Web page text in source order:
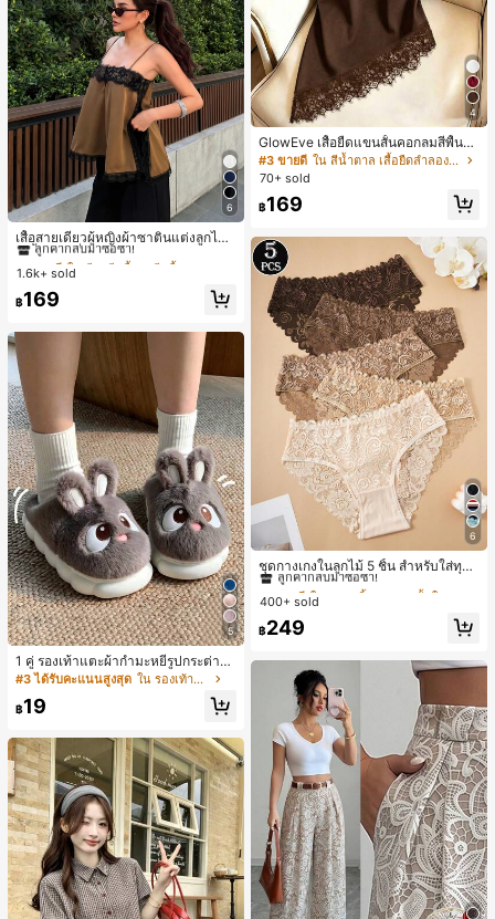
6
เสื้อสายเดี่ยวผู้หญิงผ้าซาตินแต่งลูกไม้
- เสื้อสายเดี่ยวฤดูร้อนสีคากีมีรอยผ่าด้า
นข้างที่น่าดึงดูดแบบสบายๆ
#1 ขายดี
ใน สีกากี เสื้อสตรี เสื้อเบลาส์ & Tee
ลูกค้ากลับมาซื้อซ้ำ!
#1 ขายดี
ลูกค้ากลับมาซื้อซ้ำ!
#1 ขายดี
ลูกค้ากลับมาซื้อซ้ำ!
#1 ขายดี
ใน สีกากี เสื้อสตรี เสื้อเบลาส์ & Tee
1.6k+ sold
฿169
5
1 คู่ รองเท้าแตะผ้ากำมะหยี่รูปกระต่าย
สำหรับผู้หญิง, อบอุ่นและสบาย, เหมาะ
สำหรับใส่ลำลองในฤดูใบไม้ร่วง/ฤดูหน
าว, รองเท้าบ้านผู้หญิงหรูหราใหม่, ส้นเ
รับฤดูหนาวที่อบอุ่น, รองเท้าแตะผ้ากำม
ะหยี่น่ารัก, ของขวัญปีใหม่/วันวาเลนไท
น์ในอุดมคติ, รองเท้าแตะคู่รัก, ของขวั
ญวันแม่, สวน, ของตกแต่งห้องครัว, ฤดู
ร้อน, ชายหาด, ของใช้จำเป็นสำหรับกา
รเดินทาง, ของตกแต่งห้อง, นุ่มนิ่ม, การ
สำเร็จการศึกษา, ชั้นวางรองเท้า, ประห
ยัดพื้นที่จัดเก็บ, กลางแจ้ง, สวน, พิธีสำเ
ร็จการศึกษา, พิธีจบการศึกษา, ยินดีด้ว
ยบัณฑิต, บัณฑิตที่สำเร็จการศึกษา, ผู้ก
ล่าวคำอำลา, เรียนจบ, งานเลี้ยงจบการ
ศึกษา
#3 ได้รับคะแนนสูงสุด ใน รองเท้าแตะใส่ในบ้าน
฿19
4
GlowEve เสื้อยืดแขนสั้นคอกลมสีพื้นลำ
ลองอเนกประสงค์สำหรับผู้หญิง
#3 ขายดี
ใน สีน้ำตาล เสื้อยืดลำลองพื้นฐาน
70+ sold
฿169
6
ชุดกางเกงในลูกไม้ 5 ชิ้น สำหรับใส่ทุกวั
น
#1 ขายดี
ลูกค้ากลับมาซื้อซ้ำ!
#1 ขายดี
ลูกค้ากลับมาซื้อซ้ำ!
#1 ขายดี
ลูกค้ากลับมาซื้อซ้ำ!
#1 ขายดี
400+ sold
฿249